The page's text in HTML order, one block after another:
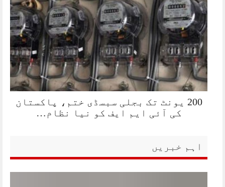
200 یونٹ تک بجلی سبسڈی ختم، پاکستان
کی آئی ایم ایف کو نیا نظام…
اہم خبریں